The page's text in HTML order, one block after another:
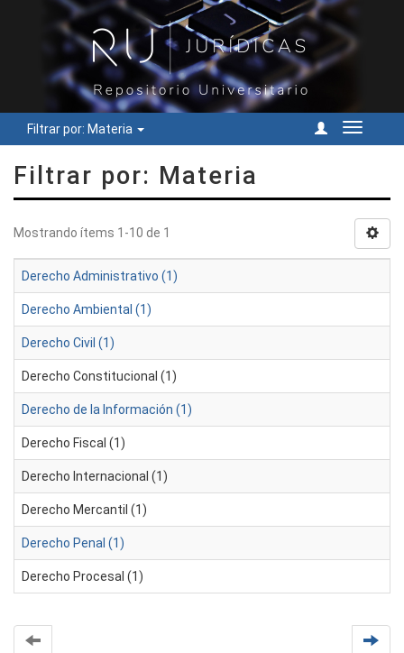
Filtrar por: Materia
Cambiar
Filtrar por: Materia
Mostrando ítems 1-10 de 1
Derecho Administrativo (1)
Derecho Ambiental (1)
Derecho Civil (1)
Derecho Constitucional (1)
Derecho de la Información (1)
Derecho Fiscal (1)
Derecho Internacional (1)
Derecho Mercantil (1)
Derecho Penal (1)
Derecho Procesal (1)